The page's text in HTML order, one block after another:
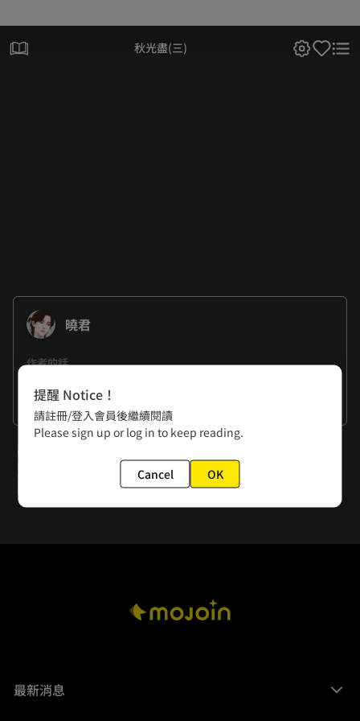
秋光盡(三)
曉君
作者的話
不聽音樂，我專看劇。2021年沒有幾齣好劇，全都嗑完之後開
始呈現劇荒狀態。然後我終於發現了自媒體的寶藏區。話說有
些UP主啊真乃神人，作的專欄節目比電視劇有意思並且認真
又內涵多了！特別講述疑案、神秘事件的節目，比電視劇還精
看更多
霜雪痕(一)
最新消息
提醒 Notice！
請註冊/登入會員後繼續閱讀
Please sign up or log in to keep reading.
Cancel OK